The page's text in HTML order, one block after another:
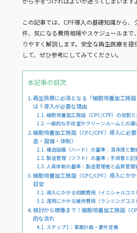
この記事では、CPF導入の基礎知識から、
件、気になる費用相場やスケジュールまで
りやすく解説します。安全な再生医療を提
して、ぜひ参考にしてみてください。
本記事の目次
再生医療に必須となる「細胞培養加工施設
は？導入が必要な理由
細胞培養加工施設（CPC/CPF）の役割
一般的な手術室やクリーンルームとの違
細胞培養加工施設（CPC/CPF）導入に必
造・設備・体制）
構造設備（ハード）の基準：清浄度と動
製造管理（ソフト）の基準：手順書と記
人員体制の基準：製造管理者と品質管理
細胞培養加工施設（CPC/CPF）導入にか
目安
導入にかかる初期費用（イニシャルコス
運用にかかる維持費用（ランニングコス
検討から稼働まで！細胞培養加工施設（
的な流れ
ステップ1：事業計画・要件定義